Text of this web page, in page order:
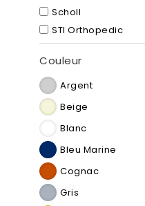
Scholl
STI Orthopedic
Couleur
Argent
Beige
Blanc
Bleu Marine
Cognac
Gris